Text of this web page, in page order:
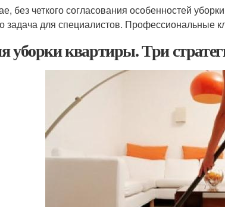
без четкого согласования особенностей
задача для специалистов. Профессиональные
уборки квартиры. Три